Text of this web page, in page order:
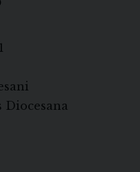
Diocesana